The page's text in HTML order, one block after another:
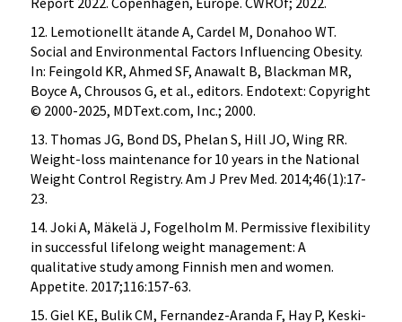
12. Lemotionellt ätande A, Cardel M, Donahoo WT.
Social and Environmental Factors Influencing Obesity.
In: Feingold KR, Ahmed SF, Anawalt B, Blackman MR,
Boyce A, Chrousos G, et al., editors. Endotext: Copyright
© 2000-2025, MDText.com, Inc.; 2000.
13. Thomas JG, Bond DS, Phelan S, Hill JO, Wing RR.
Weight-loss maintenance for 10 years in the National
Weight Control Registry. Am J Prev Med. 2014;46(1):17-
23.
14. Joki A, Mäkelä J, Fogelholm M. Permissive flexibility
in successful lifelong weight management: A
qualitative study among Finnish men and women.
Appetite. 2017;116:157-63.
15. Giel KE, Bulik CM, Fernandez-Aranda F, Hay P, Keski-